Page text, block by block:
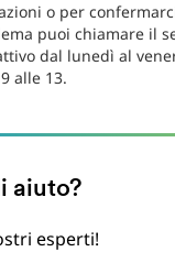
o per confermarci
puoi chiamare il
dal lunedì al
alle 13.
aiuto?
esperti!